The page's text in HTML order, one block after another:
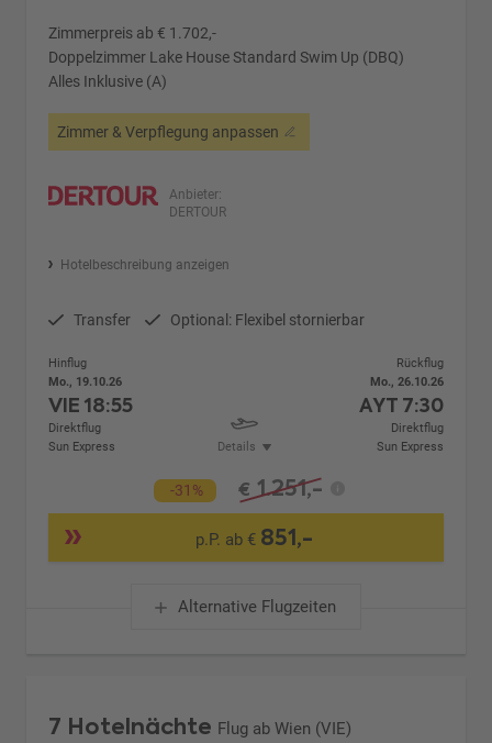
Zimmerpreis ab € 1.702,-
Doppelzimmer Lake House Standard Swim Up (DBQ)
Alles Inklusive (A)
Zimmer & Verpflegung anpassen
Anbieter:
DERTOUR
Hotelbeschreibung anzeigen
Transfer Optional: Flexibel stornierbar
Hinflug
Mo., 19.10.26
VIE18:55
Direktflug
Sun Express
Details
Rückflug
Mo., 26.10.26
AYT 7:30
Direktflug
Sun Express
-31% € 1.251,-
p.P. ab € 851,-
Alternative Flugzeiten
7 Hotelnächte Flug ab Wien (VIE)